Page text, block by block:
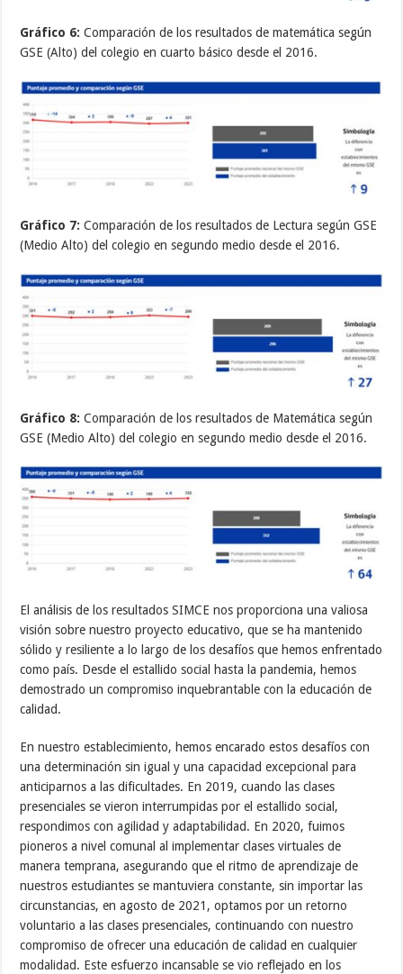
Gráfico 6: Comparación de los resultados de matemática según
GSE (Alto) del colegio en cuarto básico desde el 2016.
Gráfico 7: Comparación de los resultados de Lectura según GSE
(Medio Alto) del colegio en segundo medio desde el 2016.
Gráfico 8: Comparación de los resultados de Matemática según
GSE (Medio Alto) del colegio en segundo medio desde el 2016.
El análisis de los resultados SIMCE nos proporciona una valiosa
visión sobre nuestro proyecto educativo, que se ha mantenido
sólido y resiliente a lo largo de los desafíos que hemos enfrentado
como país. Desde el estallido social hasta la pandemia, hemos
demostrado un compromiso inquebrantable con la educación de
calidad.
En nuestro establecimiento, hemos encarado estos desafíos con
una determinación sin igual y una capacidad excepcional para
anticiparnos a las dificultades. En 2019, cuando las clases
presenciales se vieron interrumpidas por el estallido social,
respondimos con agilidad y adaptabilidad. En 2020, fuimos
pioneros a nivel comunal al implementar clases virtuales de
manera temprana, asegurando que el ritmo de aprendizaje de
nuestros estudiantes se mantuviera constante, sin importar las
circunstancias, en agosto de 2021, optamos por un retorno
voluntario a las clases presenciales, continuando con nuestro
compromiso de ofrecer una educación de calidad en cualquier
modalidad. Este esfuerzo incansable se vio reflejado en los